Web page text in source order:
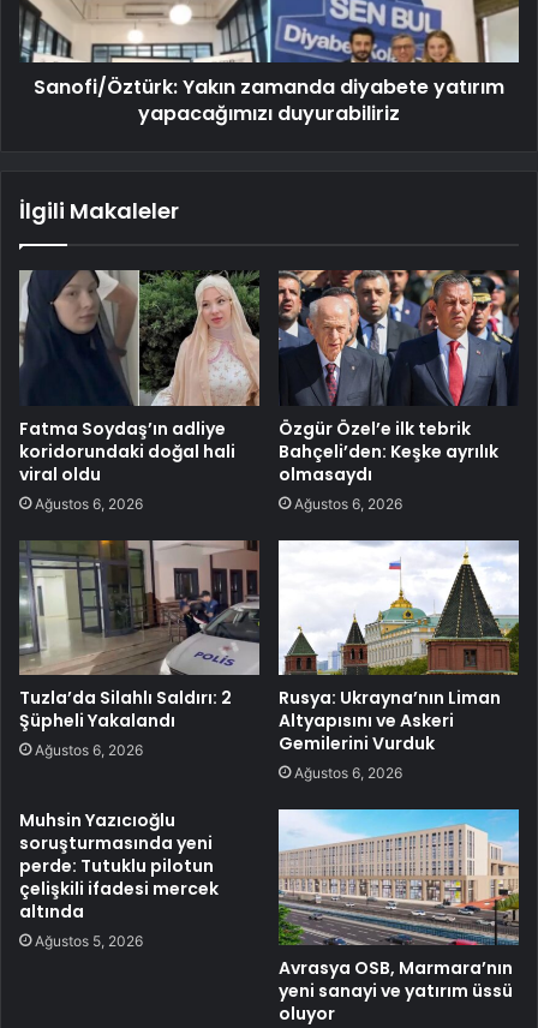
Sanofi/Öztürk: Yakın zamanda diyabete yatırım
yapacağımızı duyurabiliriz
İlgili Makaleler
Fatma Soydaş’ın adliye
koridorundaki doğal hali
viral oldu
Ağustos 6, 2026
Özgür Özel’e ilk tebrik
Bahçeli’den: Keşke ayrılık
olmasaydı
Ağustos 6, 2026
Tuzla’da Silahlı Saldırı: 2
Şüpheli Yakalandı
Ağustos 6, 2026
Rusya: Ukrayna’nın Liman
Altyapısını ve Askeri
Gemilerini Vurduk
Ağustos 6, 2026
Muhsin Yazıcıoğlu
soruşturmasında yeni
perde: Tutuklu pilotun
çelişkili ifadesi mercek
altında
Ağustos 5, 2026
Avrasya OSB, Marmara’nın
yeni sanayi ve yatırım üssü
oluyor